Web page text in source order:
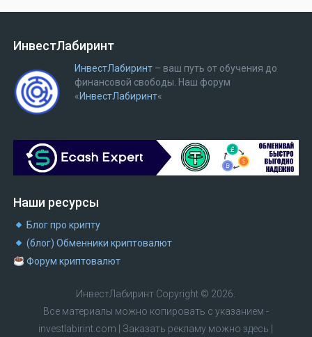
ИнвестЛабиринт
ИнвестЛабиринт– ваш путь от обучения до
финансовой свободы. Наш форум
«ИнвестЛабиринт«
Наши ресурсы
Блог про крипту
(блог) Обменники криптовалют
Форум криптовалют
ИнвестЛабиринт Copyright © 2026.
Все материалы можно копировать с указанием -
investlabirint.com
Заказать рекламу можно здесь